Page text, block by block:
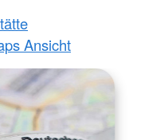
Ansicht